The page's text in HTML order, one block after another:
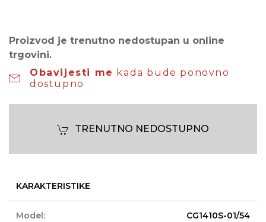
Proizvod je trenutno nedostupan u online
trgovini.
Obavijesti me kada bude ponovno
dostupno
TRENUTNO NEDOSTUPNO
KARAKTERISTIKE
Model: CG1410S-01/54